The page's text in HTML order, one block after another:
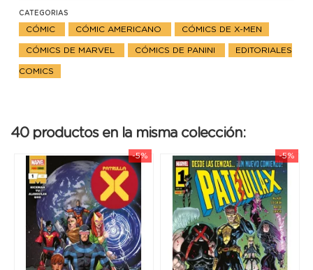
CATEGORIAS
CÓMIC CÓMIC AMERICANO CÓMICS DE X-MEN
CÓMICS DE MARVEL CÓMICS DE PANINI EDITORIALES
COMICS
40 productos en la misma colección:
-5% -5%